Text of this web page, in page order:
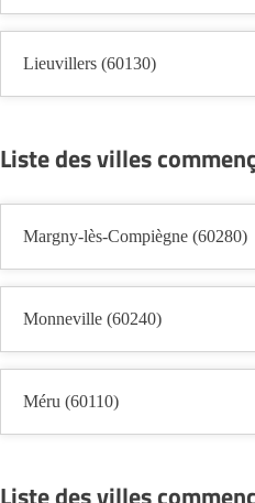
Lieuvillers (60130)
Liste des villes
Margny-lès-Compiègne (60280)
Monneville (60240)
Méru (60110)